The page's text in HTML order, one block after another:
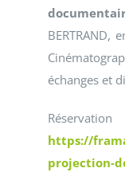
BERTRAND,
échanges et
https://
projection-